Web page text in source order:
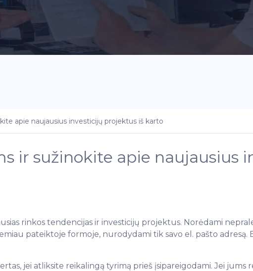
apie naujausius investicijų projektus iš karto
ir sužinokite apie naujausius
rinkos tendencijas ir investicijų projektus. Norėdami
pateiktoje formoje, nurodydami tik savo el. pašto adresą.
jei atliksite reikalingą tyrimą prieš įsipareigodami. Jei jums